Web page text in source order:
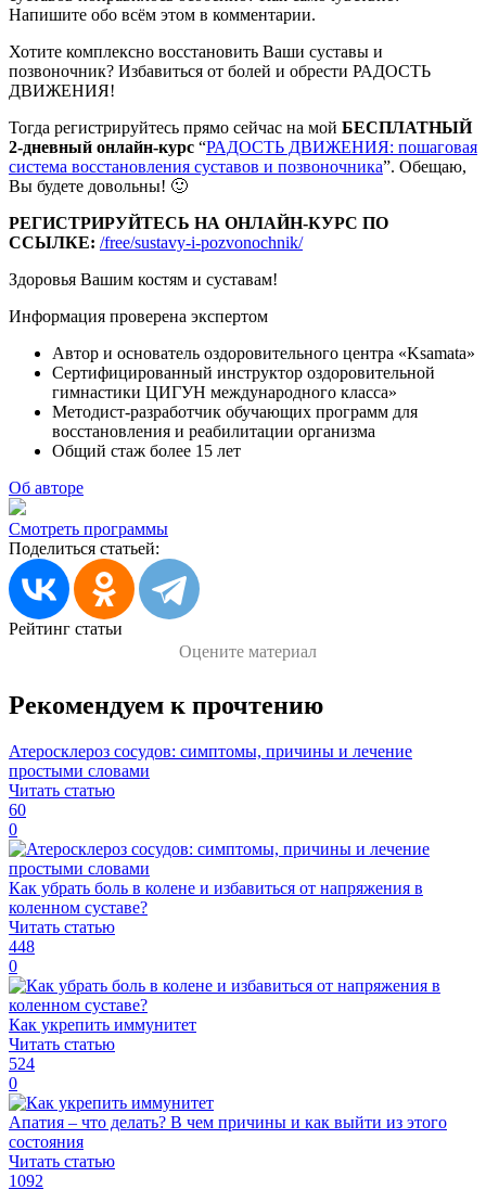
Напишите обо всём этом в комментарии.
Хотите комплексно восстановить Ваши суставы и
позвоночник? Избавиться от болей и обрести РАДОСТЬ
ДВИЖЕНИЯ!
Тогда регистрируйтесь прямо сейчас на мой БЕСПЛАТНЫЙ
2-дневный онлайн-курс “РАДОСТЬ ДВИЖЕНИЯ: пошаговая
система восстановления суставов и позвоночника”. Обещаю,
Вы будете довольны! 🙂
РЕГИСТРИРУЙТЕСЬ НА ОНЛАЙН-КУРС ПО
ССЫЛКЕ: /free/sustavy-i-pozvonochnik/
Здоровья Вашим костям и суставам!
Информация проверена экспертом
Автор и основатель оздоровительного центра «Ksamata»
Сертифицированный инструктор оздоровительной
гимнастики ЦИГУН международного класса»
Методист-разработчик обучающих программ для
восстановления и реабилитации организма
Общий стаж более 15 лет
Об авторе
Смотреть программы
Поделиться статьей:
Рейтинг статьи
Оцените материал
Рекомендуем к прочтению
Атеросклероз сосудов: симптомы, причины и лечение
простыми словами
Читать статью
60
0
Как убрать боль в колене и избавиться от напряжения в
коленном суставе?
Читать статью
448
0
Как укрепить иммунитет
Читать статью
524
0
Апатия – что делать? В чем причины и как выйти из этого
состояния
Читать статью
1092